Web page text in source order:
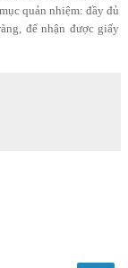
quản nhiệm: đầy đủ
để nhận được giấy